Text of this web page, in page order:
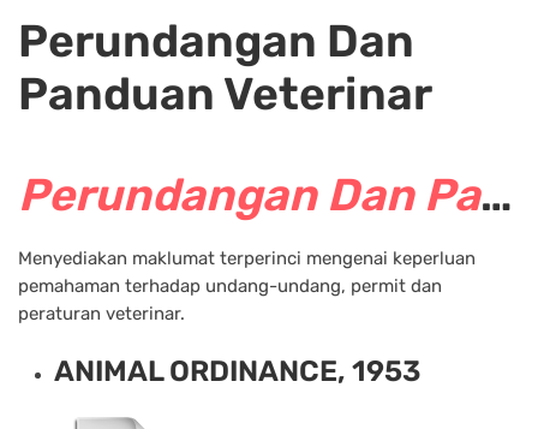
Perundangan Dan
Panduan Veterinar
Perundangan Dan Panduan Veterinar
Menyediakan maklumat terperinci mengenai keperluan
pemahaman terhadap undang-undang, permit dan
peraturan veterinar.
ANIMAL ORDINANCE, 1953